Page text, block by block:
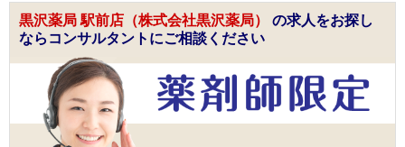
黒沢薬局 駅前店（株式会社黒沢薬局） の求人をお探し
ならコンサルタントにご相談ください